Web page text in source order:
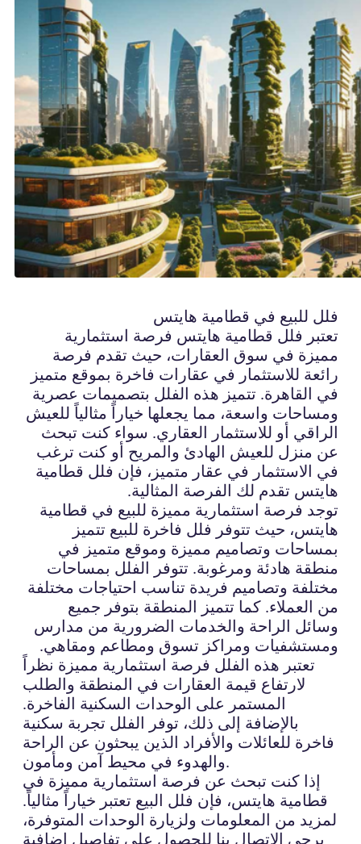
فلل للبيع في قطامية هايتس
تعتبر فلل قطامية هايتس فرصة استثمارية
مميزة في سوق العقارات، حيث تقدم فرصة
رائعة للاستثمار في عقارات فاخرة بموقع متميز
في القاهرة. تتميز هذه الفلل بتصميمات عصرية
ومساحات واسعة، مما يجعلها خياراً مثالياً للعيش
الراقي أو للاستثمار العقاري. سواء كنت تبحث
عن منزل للعيش الهادئ والمريح أو كنت ترغب
في الاستثمار في عقار متميز، فإن فلل قطامية
هايتس تقدم لك الفرصة المثالية.
توجد فرصة استثمارية مميزة للبيع في قطامية
هايتس، حيث تتوفر فلل فاخرة للبيع تتميز
بمساحات وتصاميم مميزة وموقع متميز في
منطقة هادئة ومرغوبة. تتوفر الفلل بمساحات
مختلفة وتصاميم فريدة تناسب احتياجات مختلفة
من العملاء. كما تتميز المنطقة بتوفر جميع
وسائل الراحة والخدمات الضرورية من مدارس
ومستشفيات ومراكز تسوق ومطاعم ومقاهي.
تعتبر هذه الفلل فرصة استثمارية مميزة نظراً
لارتفاع قيمة العقارات في المنطقة والطلب
المستمر على الوحدات السكنية الفاخرة.
بالإضافة إلى ذلك، توفر الفلل تجربة سكنية
فاخرة للعائلات والأفراد الذين يبحثون عن الراحة
والهدوء في محيط آمن ومأمون.
إذا كنت تبحث عن فرصة استثمارية مميزة في
قطامية هايتس، فإن فلل البيع تعتبر خياراً مثالياً.
لمزيد من المعلومات ولزيارة الوحدات المتوفرة،
يرجى الاتصال بنا للحصول على تفاصيل إضافية